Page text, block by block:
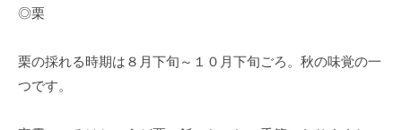
◎栗
栗の採れる時期は８月下旬～１０月下旬ごろ。秋の味覚の一
つです。